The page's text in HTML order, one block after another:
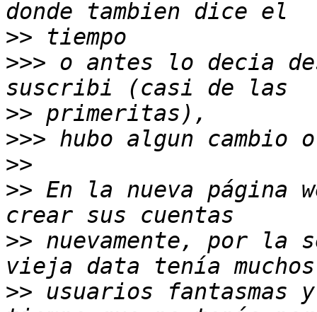
>>
>>> o antes lo decia
>>
>>>
>>
>> En la nueva página
>> nuevamente, por la
>> usuarios fantasmas